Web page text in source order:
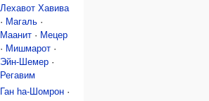
Лехавот Хавива
· Магаль ·
Маанит · Мецер
· Мишмарот ·
Эйн-Шемер ·
Регавим
Ган hа-Шомрон ·